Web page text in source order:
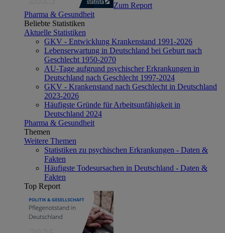
Zum Report
Pharma & Gesundheit
Beliebte Statistiken
Aktuelle Statistiken
GKV - Entwicklung Krankenstand 1991-2026
Lebenserwartung in Deutschland bei Geburt nach
Geschlecht 1950-2070
AU-Tage aufgrund psychischer Erkrankungen in
Deutschland nach Geschlecht 1997-2024
GKV - Krankenstand nach Geschlecht in Deutschland
2023-2026
Häufigste Gründe für Arbeitsunfähigkeit in
Deutschland 2024
Pharma & Gesundheit
Themen
Weitere Themen
Statistiken zu psychischen Erkrankungen - Daten &
Fakten
Häufigste Todesursachen in Deutschland - Daten &
Fakten
Top Report